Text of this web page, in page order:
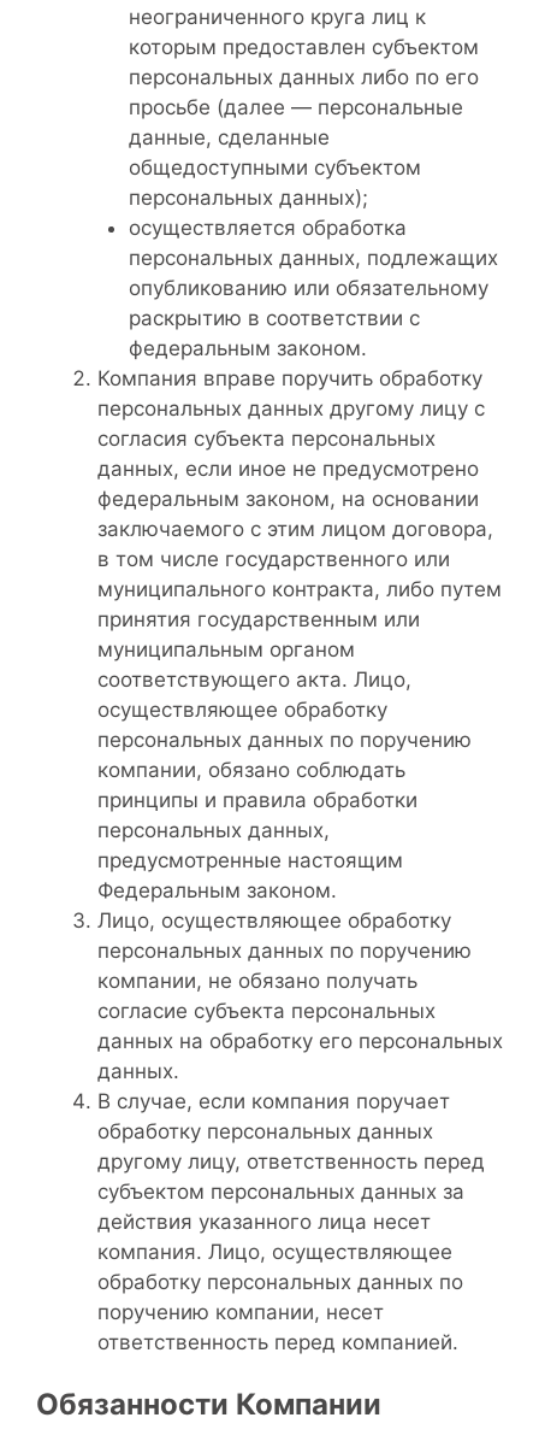
неограниченного круга лиц к
которым предоставлен субъектом
персональных данных либо по его
просьбе (далее — персональные
данные, сделанные
общедоступными субъектом
персональных данных);
осуществляется обработка
персональных данных, подлежащих
опубликованию или обязательному
раскрытию в соответствии с
федеральным законом.
Компания вправе поручить обработку
персональных данных другому лицу с
согласия субъекта персональных
данных, если иное не предусмотрено
федеральным законом, на основании
заключаемого с этим лицом договора,
в том числе государственного или
муниципального контракта, либо путем
принятия государственным или
муниципальным органом
соответствующего акта. Лицо,
осуществляющее обработку
персональных данных по поручению
компании, обязано соблюдать
принципы и правила обработки
персональных данных,
предусмотренные настоящим
Федеральным законом.
Лицо, осуществляющее обработку
персональных данных по поручению
компании, не обязано получать
согласие субъекта персональных
данных на обработку его персональных
данных.
В случае, если компания поручает
обработку персональных данных
другому лицу, ответственность перед
субъектом персональных данных за
действия указанного лица несет
компания. Лицо, осуществляющее
обработку персональных данных по
поручению компании, несет
ответственность перед компанией.
Обязанности Компании